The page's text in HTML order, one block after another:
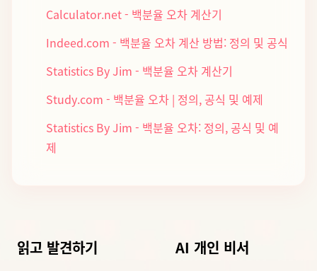
Calculator.net - 백분율 오차 계산기
Indeed.com - 백분율 오차 계산 방법: 정의 및 공식
Statistics By Jim - 백분율 오차 계산기
Study.com - 백분율 오차 | 정의, 공식 및 예제
Statistics By Jim - 백분율 오차: 정의, 공식 및 예
제
읽고 발견하기 AI 개인 비서